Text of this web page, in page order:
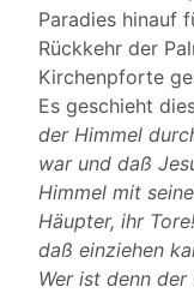
Paradies hinauf
Rückkehr der
Kirchenpforte
Es geschieht
der Himmel
war und daß
Himmel mit
Häupter, ihr
daß einziehen
Wer ist denn